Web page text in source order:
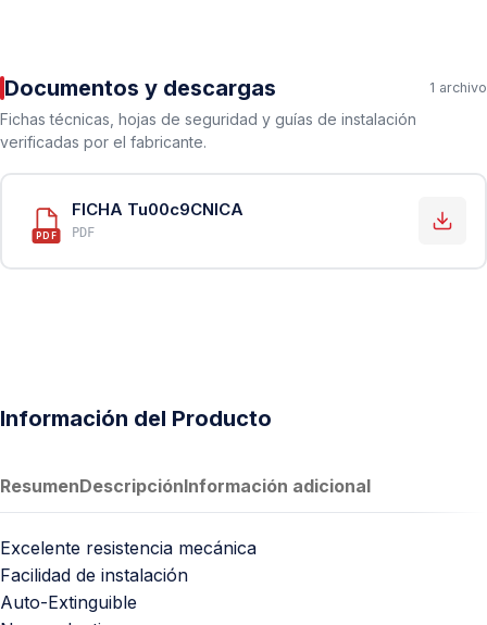
Documentos y descargas 1 archivo
Fichas técnicas, hojas de seguridad y guías de instalación
verificadas por el fabricante.
PDF
FICHA Tu00c9CNICA
PDF
Información del Producto
ResumenDescripciónInformación adicional
Excelente resistencia mecánica
Facilidad de instalación
Auto-Extinguible